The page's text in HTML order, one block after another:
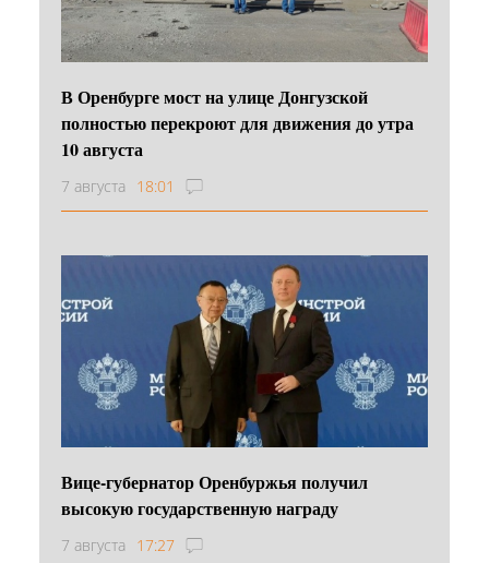
В Оренбурге мост на улице Донгузской
полностью перекроют для движения до утра
10 августа
7 августа 18:01
Вице-губернатор Оренбуржья получил
высокую государственную награду
7 августа 17:27